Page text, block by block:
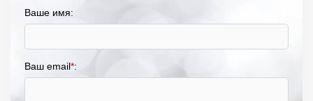
Ваше имя:
Ваш email*: